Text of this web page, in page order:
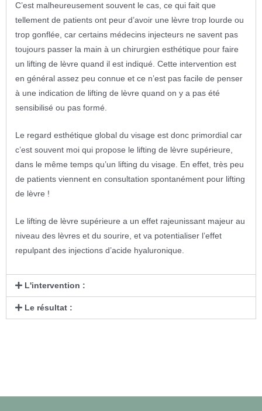
C’est malheureusement souvent le cas, ce qui fait que
tellement de patients ont peur d’avoir une lèvre trop lourde ou
trop gonflée, car certains médecins injecteurs ne savent pas
toujours passer la main à un chirurgien esthétique pour faire
un lifting de lèvre quand il est indiqué. Cette intervention est
en général assez peu connue et ce n’est pas facile de penser
à une indication de lifting de lèvre quand on y a pas été
sensibilisé ou pas formé.
Le regard esthétique global du visage est donc primordial car
c’est souvent moi qui propose le lifting de lèvre supérieure,
dans le même temps qu’un lifting du visage. En effet, très peu
de patients viennent en consultation spontanément pour lifting
de lèvre !
Le lifting de lèvre supérieure a un effet rajeunissant majeur au
niveau des lèvres et du sourire, et va potentialiser l’effet
repulpant des injections d’acide hyaluronique.
L'intervention :
Le résultat :